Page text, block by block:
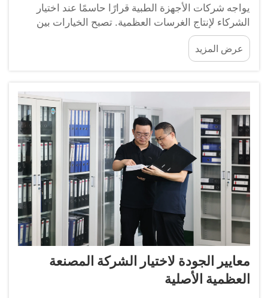
يواجه شركات الأجهزة الطبية قرارًا حاسمًا عند اختيار
الشركاء لإنتاج الغرسات العظمية. تصبح الخيارات بين
توفير التكاليف وضمان الجودة معقدة بشكل خاص عند
التعامل مع مُصنّع أصلي لمعدات العظام. يتناول هذا
البحث...
عرض المزيد
معايير الجودة لاختيار الشركة المصنعة
العظمية الأصلية